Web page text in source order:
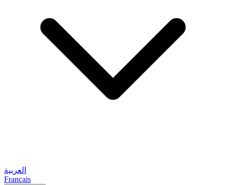
العربية
Français